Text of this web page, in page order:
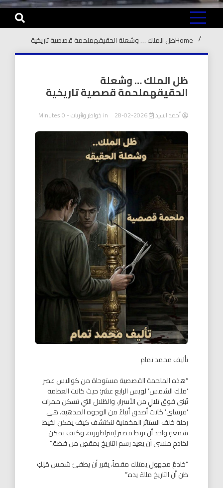
Homeظل الملك … وشعلة الحقيقهملحمة قصصية تاريخية
ظل الملك … وشعلة
الحقيقهملحمة قصصية تاريخية
أحمد السيد 2026-02-28
in خواطر ونثريات- 0 Minutes
تأليف محمد تمام
“هذه الملحمة القصصية مستوحاة من كواليس عصر
‘ملك الشمس’ لويس الرابع عشر؛ حيث كانت العظمة
تُبنى فوق تلالٍ من الأسرار، والظلال التي تسكن ممرات
‘فرساي’ كانت أصدق أنباءً من الوجوه المذهبة. هي
رحلة خلف الستائر المخملية لنكتشف كيف يمكن لخيط
شمعةٍ واحد أن يربط مصير إمبراطورية، وكيف يمكن
لخادمٍ منسي أن يعيد رسم التاريخ بمقصٍ من فضة.”
“خادمٌ مجهول يمتلك مقصاً، يقرر أن يطفئ شمس مَلِكٍ
ظن أن التاريخ ملكُ يده.”